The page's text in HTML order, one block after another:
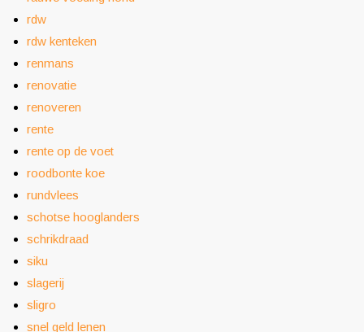
rdw
rdw kenteken
renmans
renovatie
renoveren
rente
rente op de voet
roodbonte koe
rundvlees
schotse hooglanders
schrikdraad
siku
slagerij
sligro
snel geld lenen